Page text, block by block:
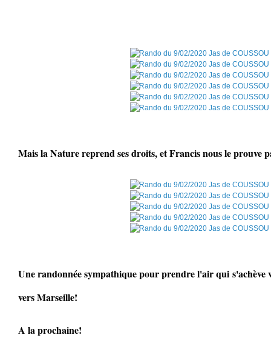
Mais la Nature reprend ses droits, et Francis nous le prouve
Une randonnée sympathique pour prendre l'air qui s'achève
vers Marseille!
A la prochaine!